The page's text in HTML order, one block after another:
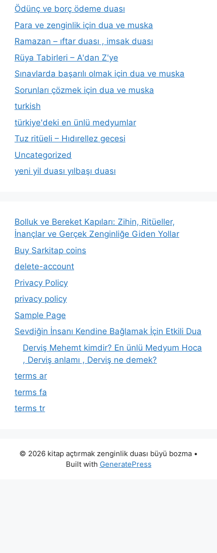
Ödünç ve borç ödeme duası
Para ve zenginlik için dua ve muska
Ramazan – ıftar duası , imsak duası
Rüya Tabirleri – A'dan Z'ye
Sınavlarda başarılı olmak için dua ve muska
Sorunları çözmek için dua ve muska
turkish
türkiye'deki en ünlü medyumlar
Tuz ritüeli – Hıdırellez gecesi
Uncategorized
yeni yil duası yılbaşı duası
Bolluk ve Bereket Kapıları: Zihin, Ritüeller,
İnançlar ve Gerçek Zenginliğe Giden Yollar
Buy Sarkitap coins
delete-account
Privacy Policy
privacy policy
Sample Page
Sevdiğin İnsanı Kendine Bağlamak İçin Etkili Dua
Derviş Mehemt kimdir? En ünlü Medyum Hoca
, Derviş anlamı , Derviş ne demek?
terms ar
terms fa
terms tr
© 2026 kitap açtırmak zenginlik duası büyü bozma •
Built with GeneratePress